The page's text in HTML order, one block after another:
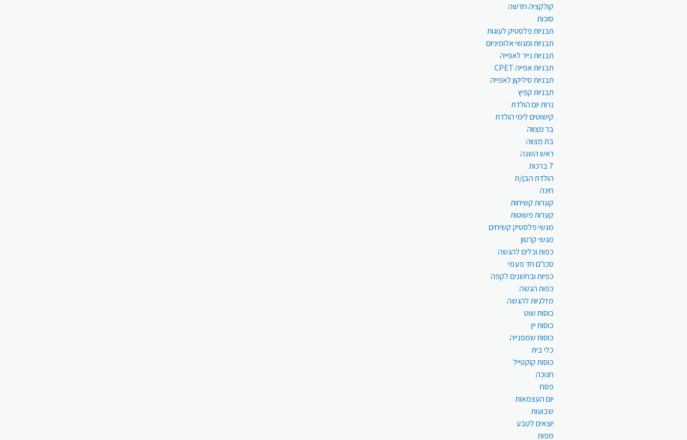
קולקציה חדשה
סוכות
תבניות פלסטיק לעוגות
תבניות ומגשי אלומיניום
תבניות נייר לאפייה
תבניות אפייה CPET
תבניות סיליקון לאפייה
תבניות קפיץ
נרות יום הולדת
קישוטים לימי הולדת
בר מצווה
בת מצווה
ראש השנה
7 ברכות
הולדת הבן/ת
חינה
קערות קשיחות
קערות פשוטות
מגשי פלסטיק קשיחים
מגשי קרטון
כפות וכלים להגשה
סכו"ם חד פעמי
כפיות ובחשנים לקפה
כפות הגשה
מזלגיות להגשה
כוסות שוט
כוסות יין
כוסות שמפנייה
כלי בית
כוסות קוקטייל
חנוכה
פסח
יום העצמאות
שבועות
יוצאים לטבע
מפות